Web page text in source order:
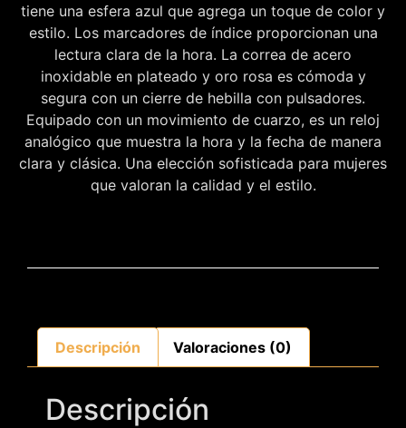
tiene una esfera azul que agrega un toque de color y
estilo. Los marcadores de índice proporcionan una
lectura clara de la hora. La correa de acero
inoxidable en plateado y oro rosa es cómoda y
segura con un cierre de hebilla con pulsadores.
Equipado con un movimiento de cuarzo, es un reloj
analógico que muestra la hora y la fecha de manera
clara y clásica. Una elección sofisticada para mujeres
que valoran la calidad y el estilo.
Descripción Valoraciones (0)
Descripción